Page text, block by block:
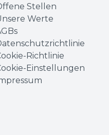
Stellen
Werte
Richtlinie
Einstellungen